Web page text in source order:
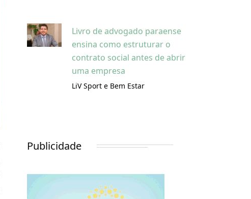
Livro de advogado paraense
ensina como estruturar o
contrato social antes de abrir
uma empresa
LiV Sport e Bem Estar
Publicidade